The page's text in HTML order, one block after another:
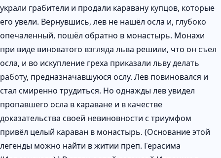
украли грабители и продали каравану купцов, которые
его увели. Вернувшись, лев не нашёл осла и, глубоко
опечаленный, пошёл обратно в монастырь. Монахи
при виде виноватого взгляда льва решили, что он съел
осла, и во искупление греха приказали льву делать
работу, предназначавшуюся ослу. Лев повиновался и
стал смиренно трудиться. Но однажды лев увидел
пропавшего осла в караване и в качестве
доказательства своей невиновности с триумфом
привёл целый караван в монастырь. (Основание этой
легенды можно найти в житии преп. Герасима